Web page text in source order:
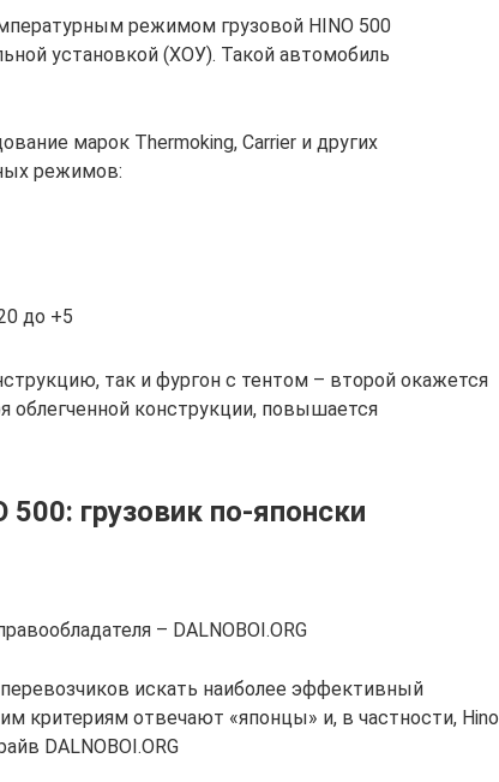
режимом грузовой HINO 500
установкой (ХОУ). Такой автомобиль
марок Thermoking, Carrier и других
режимов:
до +5
так и фургон с тентом – второй окажется
облегченной конструкции, повышается
500: грузовик по-японски
– DALNOBOI.ORG
искать наиболее эффективный
критериям отвечают «японцы» и, в частности, Hino
DALNOBOI.ORG